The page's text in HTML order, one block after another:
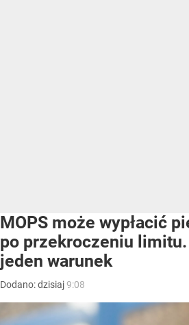
MOPS może wypłacić
po przekroczeniu
jeden warunek
Dodano:dzisiaj9:08